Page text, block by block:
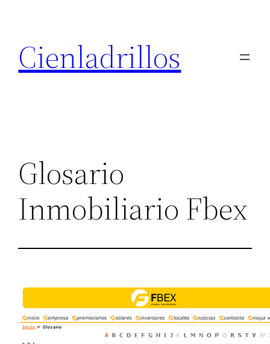
contenido
Cienladrillos
Glosario
Inmobiliario Fbex